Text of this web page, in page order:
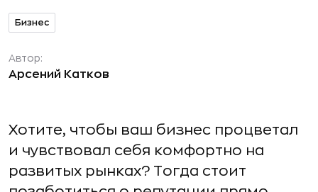
Бизнес
Автор:
Арсений Катков
Хотите, чтобы ваш бизнес процветал
и чувствовал себя комфортно на
развитых рынках? Тогда стоит